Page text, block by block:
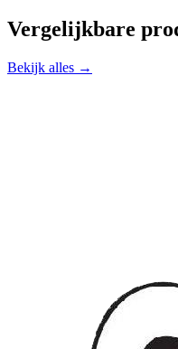
Vergelijkbare
Bekijk alles →